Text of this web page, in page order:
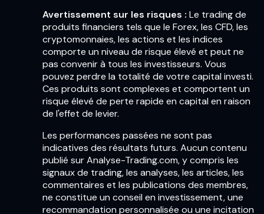
Avertissement sur les risques : Le trading de
produits financiers tels que le Forex, les CFD, les
cryptomonnaies, les actions et les indices
comporte un niveau de risque élevé et peut ne
pas convenir à tous les investisseurs. Vous
pouvez perdre la totalité de votre capital investi.
Ces produits sont complexes et comportent un
risque élevé de perte rapide en capital en raison
de l'effet de levier.
Les performances passées ne sont pas
indicatives des résultats futurs. Aucun contenu
publié sur Analyse-Trading.com, y compris les
signaux de trading, les analyses, les articles, les
commentaires et les publications des membres,
ne constitue un conseil en investissement, une
recommandation personnalisée ou une incitation